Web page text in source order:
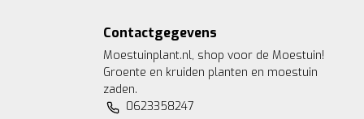
Contactgegevens
Moestuinplant.nl, shop voor de Moestuin!
Groente en kruiden planten en moestuin
zaden.
0623358247